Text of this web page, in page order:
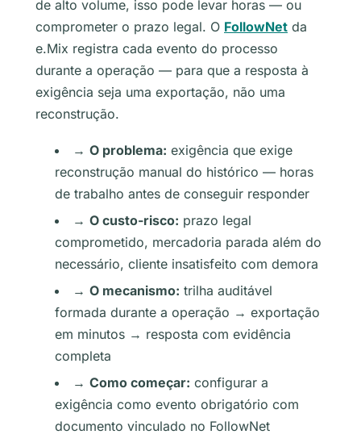
de alto volume, isso pode levar horas — ou
comprometer o prazo legal. O FollowNet da
e.Mix registra cada evento do processo
durante a operação — para que a resposta à
exigência seja uma exportação, não uma
reconstrução.
→ O problema: exigência que exige
reconstrução manual do histórico — horas
de trabalho antes de conseguir responder
→ O custo-risco: prazo legal
comprometido, mercadoria parada além do
necessário, cliente insatisfeito com demora
→ O mecanismo: trilha auditável
formada durante a operação → exportação
em minutos → resposta com evidência
completa
→ Como começar: configurar a
exigência como evento obrigatório com
documento vinculado no FollowNet